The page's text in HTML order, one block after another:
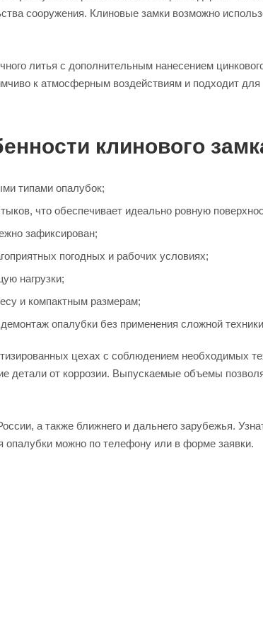
сооружения. Клиновые замки возможно
литья с дополнительным нанесением
к атмосферным воздействиям и подходит для
клинового
типами опалубок;
что обеспечивает идеально ровную
зафиксирован;
погодных и рабочих условиях;
нагрузки;
и компактным размерам;
опалубки без применения сложной
цехах с соблюдением необходимых
детали от коррозии. Выпускаемые объемы
а также ближнего и дальнего зарубежья.
опалубки можно по телефону или в форме заявки.